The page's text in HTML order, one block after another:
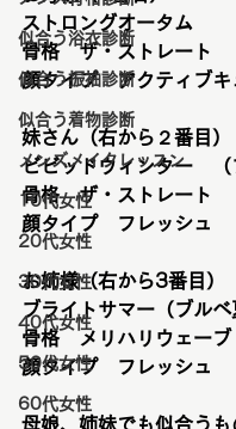
似合う浴衣診断
似合う振袖診断
似合う着物診断
メンズメイクレッスン
10代女性
20代女性
30代女性
40代女性
50代女性
60代女性
ストロングオータム　　
骨格　ザ・ストレート
顔タイプ　アクティブキ
妹さん（右から２番目）
ビビッドウィンター　（
骨格　ザ・ストレート
顔タイプ　フレッシュ
お姉様（右から3番目）
ブライトサマー（ブルベ
骨格　メリハリウェーブ
顔タイプ　フレッシュ
母娘、姉妹でも似合うも